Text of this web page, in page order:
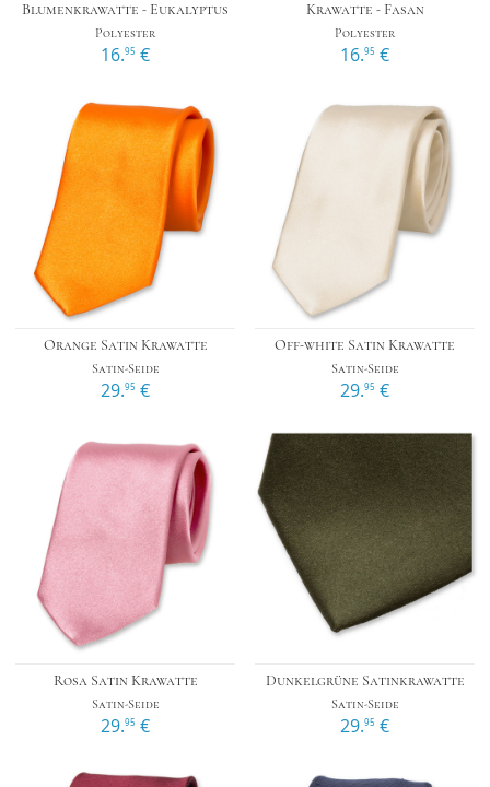
Blumenkrawatte - Eukalyptus
Polyester
16.95 €
Krawatte - Fasan
Polyester
16.95 €
Orange Satin Krawatte
Satin-Seide
29.95 €
Off-white Satin Krawatte
Satin-Seide
29.95 €
Rosa Satin Krawatte
Satin-Seide
29.95 €
Dunkelgrüne Satinkrawatte
Satin-Seide
29.95 €